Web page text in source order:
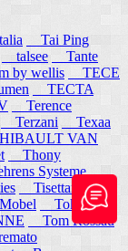
Tai Ping
talsee
Tante
by wellis
TECE
TECTA
Terence
Terzani
Texaa
VAN
Thony
Systeme
Tisettanta
Token
Tom Rossau